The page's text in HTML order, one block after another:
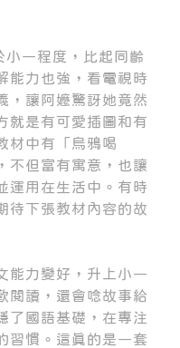
一程度，比起同齡
能力也強，看電視時
，讓阿嬤驚訝她竟然
就是有可愛插圖和有
材中有「烏鴉喝
不但富有寓意，也讓
運用在生活中。有時
待下張教材內容的故
能力變好，升上小一
閱讀，還會唸故事給
了國語基礎，在專注
習慣。這真的是一套